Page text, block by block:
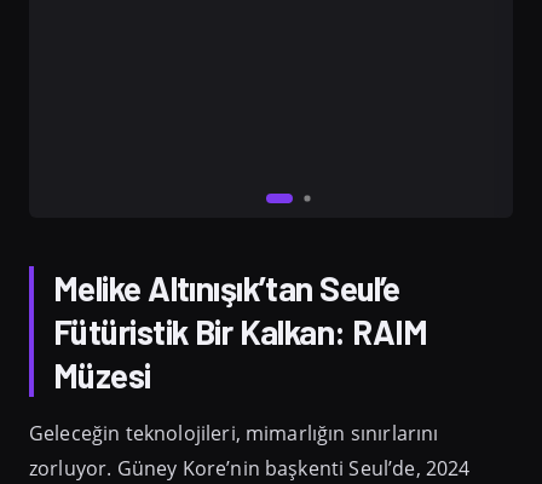
Melike Altınışık’tan Seul’e
Fütüristik Bir Kalkan: RAIM
Müzesi
Geleceğin teknolojileri, mimarlığın sınırlarını
zorluyor. Güney Kore’nin başkenti Seul’de, 2024